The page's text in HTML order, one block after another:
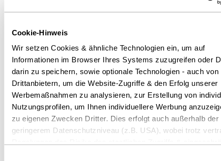
Cookie-Hinweis
Wir setzen Cookies & ähnliche Technologien ein, um auf
Informationen im Browser Ihres Systems zuzugreifen oder
darin zu speichern, sowie optionale Technologien - auch von
Drittanbietern, um die Website-Zugriffe & den Erfolg unserer
Werbemaßnahmen zu analysieren, zur Erstellung von
Nutzungsprofilen, um Ihnen individuellere Werbung
zu eigenen Zwecken Dritter. Dies erfolgt auch außerhalb der
geringerem Datenschutzniveau (z.B. USA), wobei trotz
04.04.2022
e-fellows - „Perspektive
Wirtschaftskanzlei 2022“: Spannende
Workshops, Netzwerken mit
Weinverkostung und gute Gespräche